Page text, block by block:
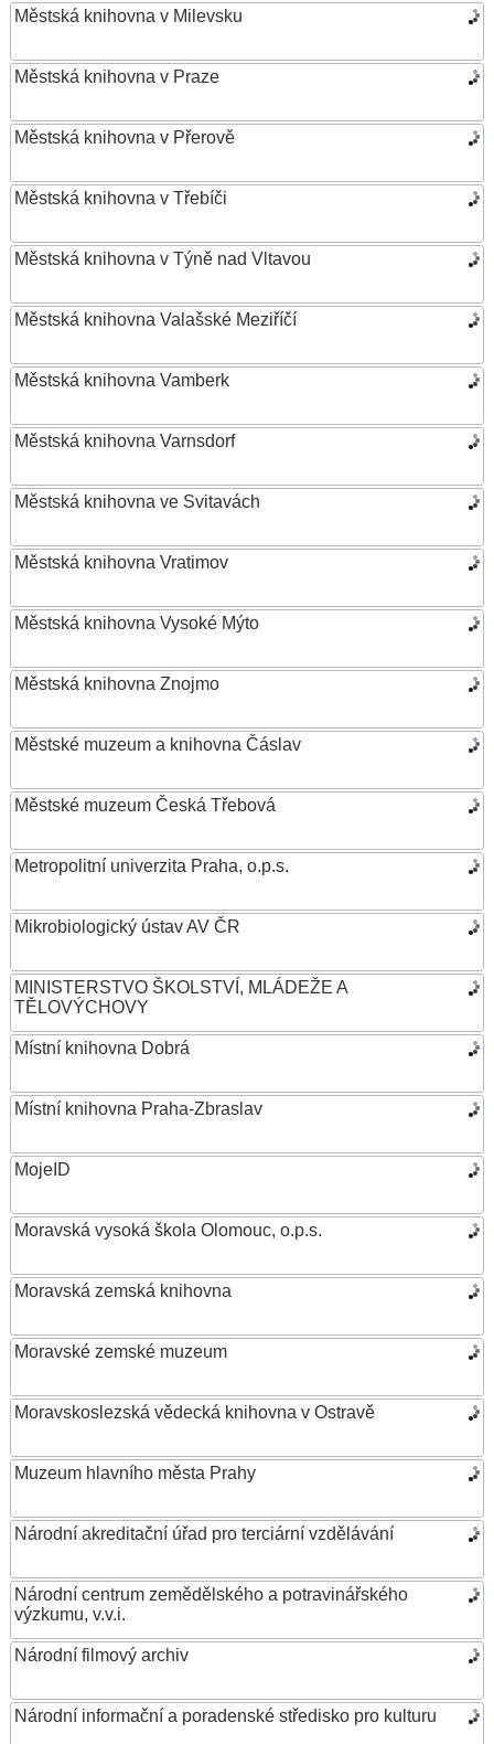
Městská knihovna v Milevsku
Městská knihovna v Praze
Městská knihovna v Přerově
Městská knihovna v Třebíči
Městská knihovna v Týně nad Vltavou
Městská knihovna Valašské Meziříčí
Městská knihovna Vamberk
Městská knihovna Varnsdorf
Městská knihovna ve Svitavách
Městská knihovna Vratimov
Městská knihovna Vysoké Mýto
Městská knihovna Znojmo
Městské muzeum a knihovna Čáslav
Městské muzeum Česká Třebová
Metropolitní univerzita Praha, o.p.s.
Mikrobiologický ústav AV ČR
MINISTERSTVO ŠKOLSTVÍ, MLÁDEŽE A
TĚLOVÝCHOVY
Místní knihovna Dobrá
Místní knihovna Praha-Zbraslav
MojeID
Moravská vysoká škola Olomouc, o.p.s.
Moravská zemská knihovna
Moravské zemské muzeum
Moravskoslezská vědecká knihovna v Ostravě
Muzeum hlavního města Prahy
Národní akreditační úřad pro terciární vzdělávání
Národní centrum zemědělského a potravinářského
výzkumu, v.v.i.
Národní filmový archiv
Národní informační a poradenské středisko pro kulturu